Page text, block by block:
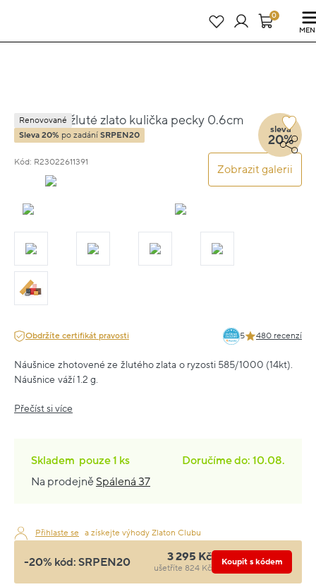
25 dní : 9h : 29m : 44s0
Náušnice žluté zlato kulička pecky 0.6cm
1.2g
Kód: R23022611391
Zobrazit galerii
Renovované
Sleva 20% po zadání SRPEN20
sleva
20%
Obdržíte certifikát pravosti 5 480 recenzí
Náušnice zhotovené ze žlutého zlata o ryzosti 585/1000 (14kt).
Náušnice váží 1.2 g.
Přečíst si více
Skladem pouze1 ks
Doručíme do: 10.08.
Na prodejně Spálená 37
Přihlaste se a získejte výhody Zlaton Clubu
-20% kód: SRPEN20 3 295 Kč
ušetříte 824 Kč
Koupit s kódem